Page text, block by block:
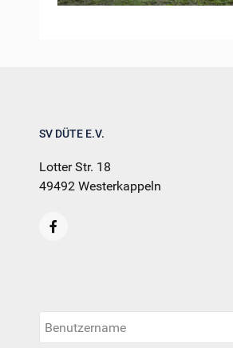
SV DÜTE E.V.
Lotter Str. 18
49492 Westerkappeln